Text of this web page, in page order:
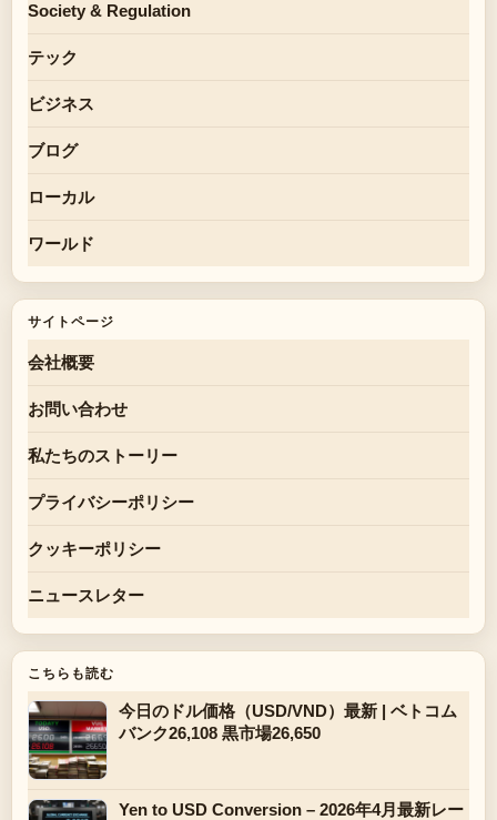
Society & Regulation
テック
ビジネス
ブログ
ローカル
ワールド
サイトページ
会社概要
お問い合わせ
私たちのストーリー
プライバシーポリシー
クッキーポリシー
ニュースレター
こちらも読む
今日のドル価格（USD/VND）最新 | ベトコム
バンク26,108 黒市場26,650
Yen to USD Conversion – 2026年4月最新レー